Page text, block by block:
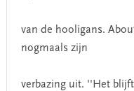
van de hooligans.
nogmaals zijn
verbazing uit. ''Het